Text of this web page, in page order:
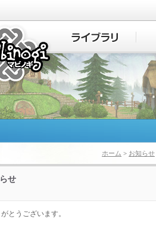
マビノギ
ホーム > お知らせ
せ
とうございます。